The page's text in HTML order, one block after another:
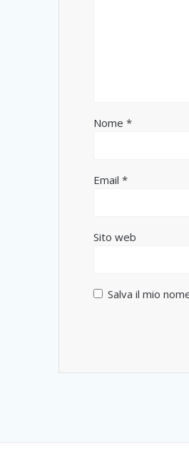
Nome*
Email*
Sito web
Salva il mio